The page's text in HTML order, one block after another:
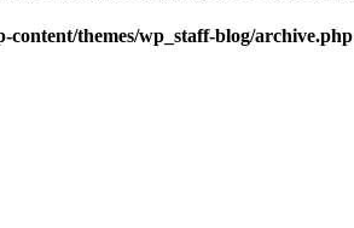
content/themes/wp_staff-blog/archive.php